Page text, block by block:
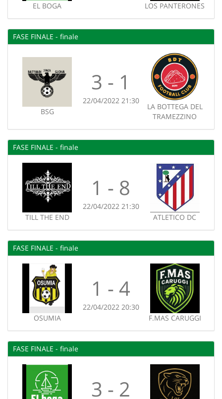
EL BOGA
LOS PANTERONES
FASE FINALE - finale
BSG
3 - 1
22/04/2022 21:30
LA BOTTEGA DEL
TRAMEZZINO
FASE FINALE - finale
TILL THE END
1 - 8
22/04/2022 21:30
ATLETICO DC
FASE FINALE - finale
OSUMIA
1 - 4
22/04/2022 20:30
F.MAS CARUGGI
FASE FINALE - finale
3 - 2